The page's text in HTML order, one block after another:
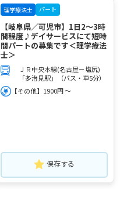
理学療法士 パート
【岐阜県／可児市】1日2～3時
間程度♪デイサービスにて短時
間パートの募集です＜理学療法
士＞
ＪＲ中央本線(名古屋－塩尻)
「多治見駅」（バス・車5分）
【その他】1900円 ～
保存する